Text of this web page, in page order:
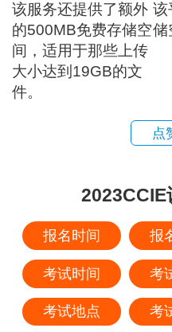
该服务还提供了额外
的500MB免费存储空
间，适用于那些上传
大小达到19GB的文
件。
该
储
点
2023CCIE
报名时间 报
考试时间 考
考试地点 考